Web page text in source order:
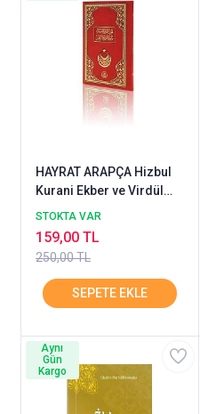
HAYRAT ARAPÇA Hizbul
Kurani Ekber ve Virdül
Kurani El azım
STOKTA VAR
250,00 TL
159,00 TL
Aynı
Gün
Kargo